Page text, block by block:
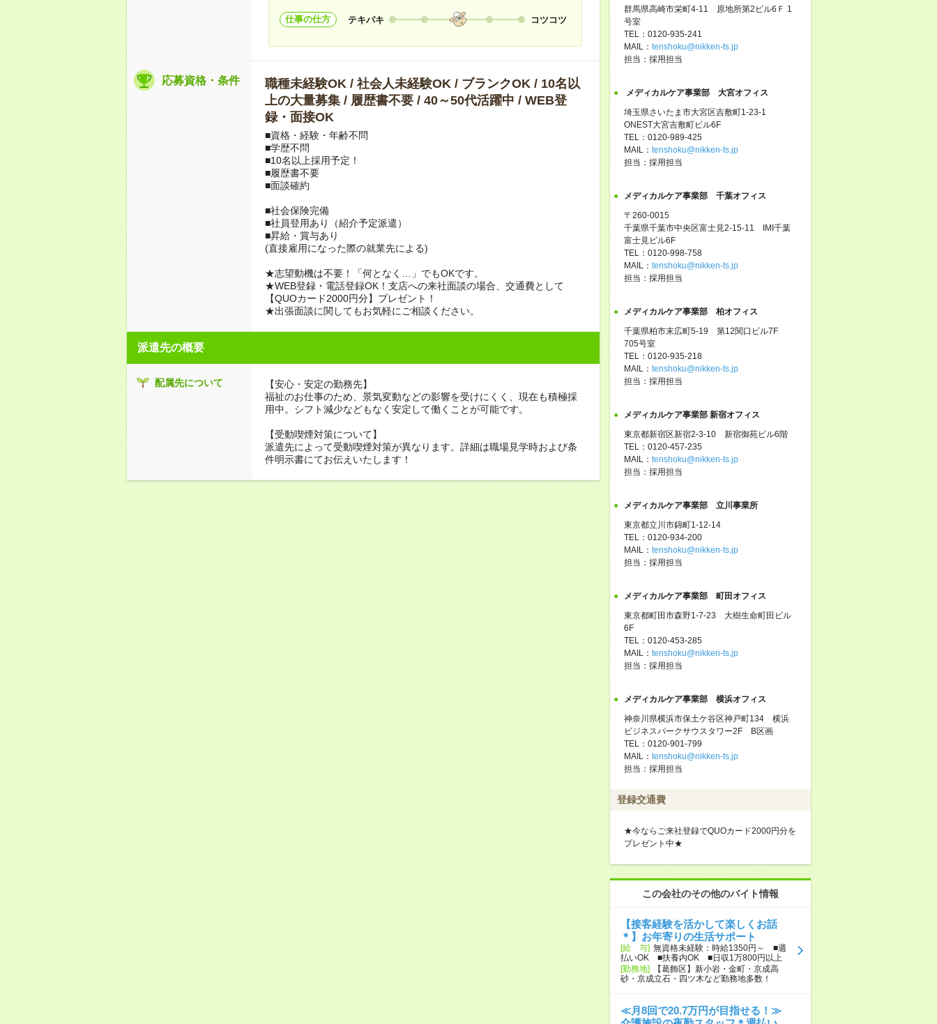
仕事の仕方 テキパキ コツコツ
応募資格・条件
職種未経験OK / 社会人未経験OK / ブランクOK / 10名以
上の大量募集 / 履歴書不要 / 40～50代活躍中 / WEB登
録・面接OK
■資格・経験・年齢不問
■学歴不問
■10名以上採用予定！
■履歴書不要
■面談確約
■社会保険完備
■社員登用あり（紹介予定派遣）
■昇給・賞与あり
(直接雇用になった際の就業先による)
★志望動機は不要！「何となく…」でもOKです。
★WEB登録・電話登録OK！支店への来社面談の場合、交通費として
【QUOカード2000円分】プレゼント！
★出張面談に関してもお気軽にご相談ください。
派遣先の概要
配属先について
【安心・安定の勤務先】
福祉のお仕事のため、景気変動などの影響を受けにくく、現在も積極採
用中。シフト減少などもなく安定して働くことが可能です。
【受動喫煙対策について】
派遣先によって受動喫煙対策が異なります。詳細は職場見学時および条
件明示書にてお伝えいたします！
群馬県高崎市栄町4-11 原地所第2ビル6Ｆ 1
号室
TEL：0120-935-241
MAIL： tenshoku@nikken-ts.jp
担当：採用担当
メディカルケア事業部 大宮オフィス
埼玉県さいたま市大宮区吉敷町1-23-1
ONEST大宮吉敷町ビル6F
TEL：0120-989-425
MAIL： tenshoku@nikken-ts.jp
担当：採用担当
メディカルケア事業部 千葉オフィス
〒260-0015
千葉県千葉市中央区富士見2-15-11 IMI千葉
富士見ビル6F
TEL：0120-998-758
MAIL： tenshoku@nikken-ts.jp
担当：採用担当
メディカルケア事業部 柏オフィス
千葉県柏市末広町5-19 第12関口ビル7F
705号室
TEL：0120-935-218
MAIL： tenshoku@nikken-ts.jp
担当：採用担当
メディカルケア事業部 新宿オフィス
東京都新宿区新宿2-3-10 新宿御苑ビル6階
TEL：0120-457-235
MAIL： tenshoku@nikken-ts.jp
担当：採用担当
メディカルケア事業部 立川事業所
東京都立川市錦町1-12-14
TEL：0120-934-200
MAIL： tenshoku@nikken-ts.jp
担当：採用担当
メディカルケア事業部 町田オフィス
東京都町田市森野1-7-23 大樹生命町田ビル
6F
TEL：0120-453-285
MAIL： tenshoku@nikken-ts.jp
担当：採用担当
メディカルケア事業部 横浜オフィス
神奈川県横浜市保土ケ谷区神戸町134 横浜
ビジネスパークサウスタワー2F B区画
TEL：0120-901-799
MAIL： tenshoku@nikken-ts.jp
担当：採用担当
登録交通費
★今ならご来社登録でQUOカード2000円分を
プレゼント中★
この会社のその他のバイト情報
【接客経験を活かして楽しくお話
＊】お年寄りの生活サポート
[給 与] 無資格未経験：時給1350円～ ■週
払いOK ■扶養内OK ■日収1万800円以上
[勤務地]
【葛飾区】新小岩・金町・京成高
砂・京成立石・四ツ木など勤務地多数！
≪月8回で20.7万円が目指せる！≫